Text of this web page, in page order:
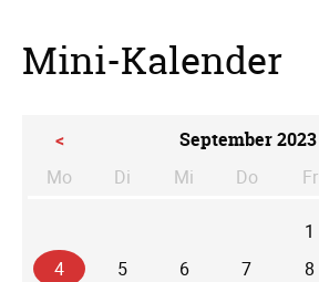
Mini-Kalender
< September 2023
Mo
Di enstagMi ttwochDo nnerstag
Fr
1
4
5 6 7 8